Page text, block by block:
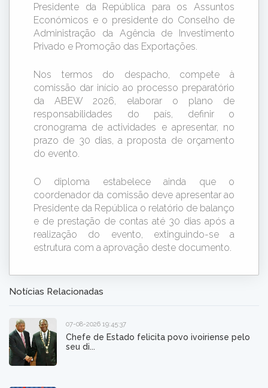
Presidente da República para os Assuntos
Económicos e o presidente do Conselho de
Administração da Agência de Investimento
Privado e Promoção das Exportações.
Nos termos do despacho, compete à
comissão dar início ao processo preparatório
da ABEW 2026, elaborar o plano de
responsabilidades do país, definir o
cronograma de actividades e apresentar, no
prazo de 30 dias, a proposta de orçamento
do evento.
O diploma estabelece ainda que o
coordenador da comissão deve apresentar ao
Presidente da República o relatório de balanço
e de prestação de contas até 30 dias após a
realização do evento, extinguindo-se a
estrutura com a aprovação deste documento.
Notícias Relacionadas
07-08-2026 19:45:37
Chefe de Estado felicita povo ivoiriense pelo
seu di...